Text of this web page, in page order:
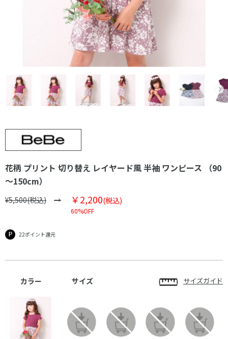
花柄 プリント 切り替え レイヤード風 半袖 ワンピース （90
～150cm）
¥5,500(税込) ￥2,200(税込)
60%OFF
22ポイント還元
カラー サイズ サイズガイド